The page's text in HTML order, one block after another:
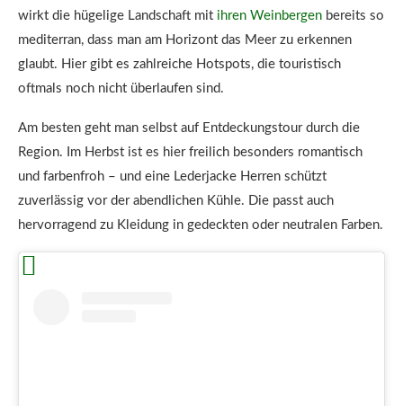
wirkt die hügelige Landschaft mit ihren Weinbergen bereits so
mediterran, dass man am Horizont das Meer zu erkennen
glaubt. Hier gibt es zahlreiche Hotspots, die touristisch
oftmals noch nicht überlaufen sind.
Am besten geht man selbst auf Entdeckungstour durch die
Region. Im Herbst ist es hier freilich besonders romantisch
und farbenfroh – und eine Lederjacke Herren schützt
zuverlässig vor der abendlichen Kühle. Die passt auch
hervorragend zu Kleidung in gedeckten oder neutralen Farben.